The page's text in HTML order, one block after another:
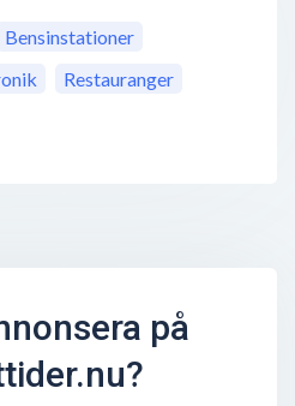
Bensinstationer
Restauranger
på